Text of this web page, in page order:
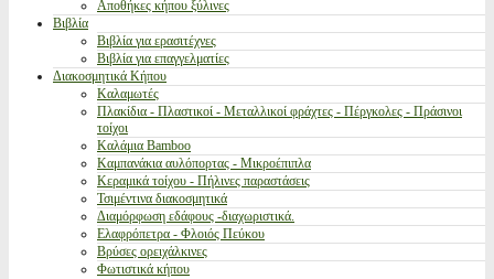
Αποθήκες κήπου ξύλινες
Βιβλία
Βιβλία για ερασιτέχνες
Βιβλία για επαγγελματίες
Διακοσμητικά Κήπου
Καλαμωτές
Πλακίδια - Πλαστικοί - Μεταλλικοί φράχτες - Πέργκολες - Πράσινοι
τοίχοι
Καλάμια Bamboo
Καμπανάκια αυλόπορτας - Μικροέπιπλα
Κεραμικά τοίχου - Πήλινες παραστάσεις
Τσιμέντινα διακοσμητικά
Διαμόρφωση εδάφους -διαχωριστικά.
Ελαφρόπετρα - Φλοιός Πεύκου
Βρύσες ορειχάλκινες
Φωτιστικά κήπου